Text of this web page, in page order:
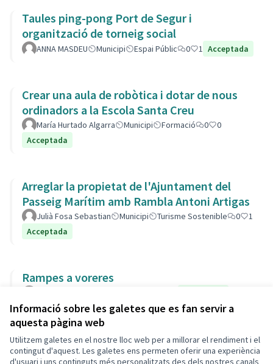
Informació sobre les galetes que es fan servir a
aquesta pàgina web
Utilitzem galetes en el nostre lloc web per a millorar el rendiment i el
contingut d'aquest. Les galetes ens permeten oferir una experiència
d'usuari i uns continguts més personalitzats des dels nostres canals
Taules ping-pong Port de Segur i
organització de torneig social
ANNA MASDEU Municipi Espai Públic 0 1 Acceptada
Crear una aula de robòtica i dotar de nous
ordinadors a la Escola Santa Creu
María Hurtado Algarra Municipi Formació 0
0
Acceptada
Arreglar la propietat de l'Ajuntament del
Passeig Marítim amb Rambla Antoni Artigas
Julià Fosa Sebastian Municipi Turisme Sostenible 0
1
Acceptada
Rampes a voreres
Termes i condicions d'ús
Configuració de les galetes